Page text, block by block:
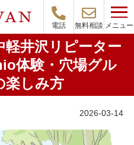
電話 無料相談 メニュー
軽井沢リピーター
体験・穴場グル
楽しみ方
2026-03-14